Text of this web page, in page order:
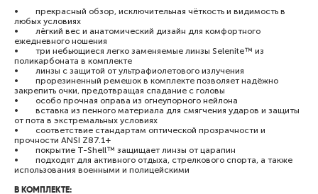
• прекрасный обзор, исключительная чёткость и видимость в
любых условиях
• лёгкий вес и анатомический дизайн для комфортного
ежедневного ношения
• три небьющиеся легко заменяемые линзы Selenite™ из
поликарбоната в комплекте
• линзы с защитой от ультрафиолетового излучения
• прорезиненный ремешок в комплекте позволяет надёжно
закрепить очки, предотвращая спадание с головы
• особо прочная оправа из огнеупорного нейлона
• вставка из пенного материала для смягчения ударов и защиты
от пота в экстремальных условиях
• соответствие стандартам оптической прозрачности и
прочности ANSI Z87.1+
• покрытие T-Shell™ защищает линзы от царапин
• подходят для активного отдыха, стрелкового спорта, а также
использования военными и полицейскими
В КОМПЛЕКТЕ: